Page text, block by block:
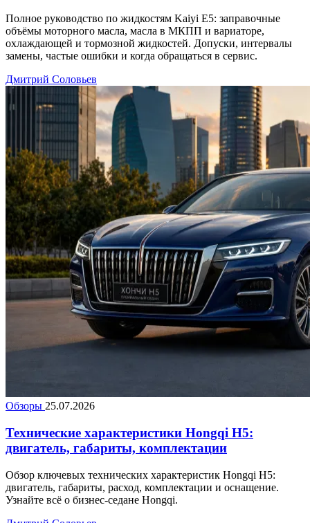
Полное руководство по жидкостям Kaiyi E5: заправочные
объёмы моторного масла, масла в МКПП и вариаторе,
охлаждающей и тормозной жидкостей. Допуски, интервалы
замены, частые ошибки и когда обращаться в сервис.
Дмитрий Соловьев
Обзоры 25.07.2026
Технические характеристики Hongqi H5:
двигатель, габариты, комплектации
Обзор ключевых технических характеристик Hongqi H5:
двигатель, габариты, расход, комплектации и оснащение.
Узнайте всё о бизнес-седане Hongqi.